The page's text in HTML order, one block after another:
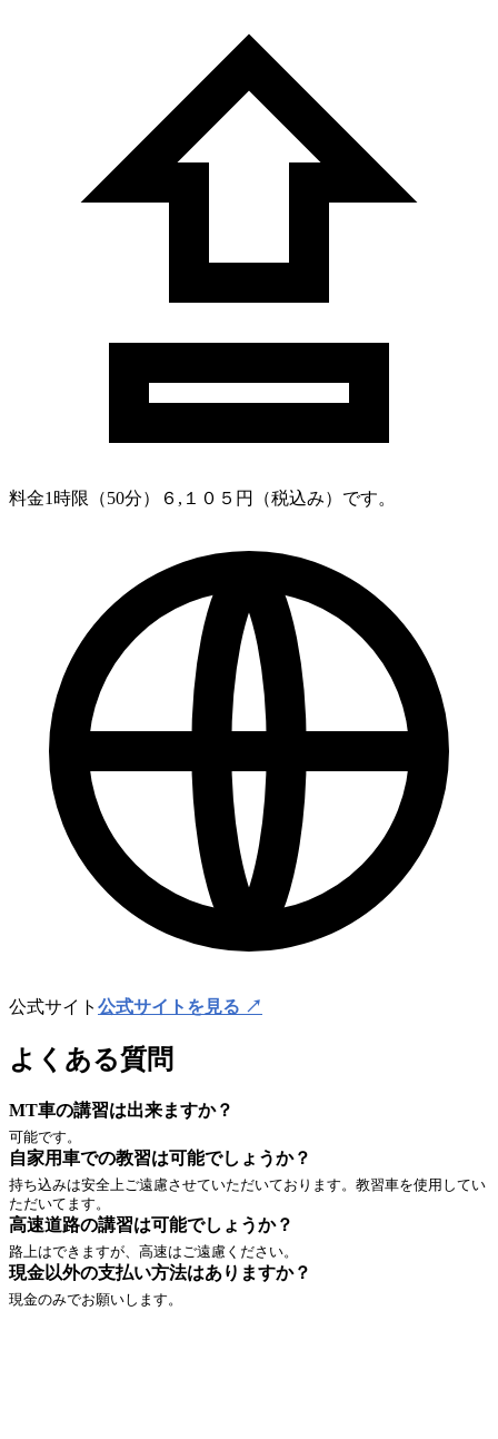
料金1時限（50分）６,１０５円（税込み）です。
公式サイト 公式サイトを見る ↗
よくある質問
MT車の講習は出来ますか？
可能です。
自家用車での教習は可能でしょうか？
持ち込みは安全上ご遠慮させていただいております。教習車を使用してい
ただいてます。
高速道路の講習は可能でしょうか？
路上はできますが、高速はご遠慮ください。
現金以外の支払い方法はありますか？
現金のみでお願いします。